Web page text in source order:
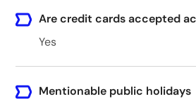
Are credit cards accepted
Yes
Mentionable public holidays